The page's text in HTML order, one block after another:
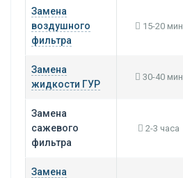
Замена
воздушного
фильтра
15-20 мин
Замена
жидкости ГУР
30-40 мин
Замена
сажевого
фильтра
2-3 часа
Замена